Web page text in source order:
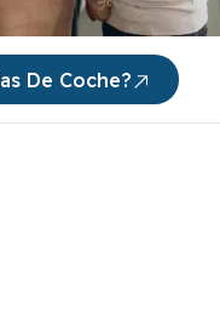
De Coche?